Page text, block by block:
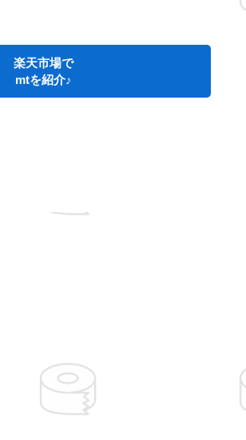
楽天市場で
mtを紹介♪